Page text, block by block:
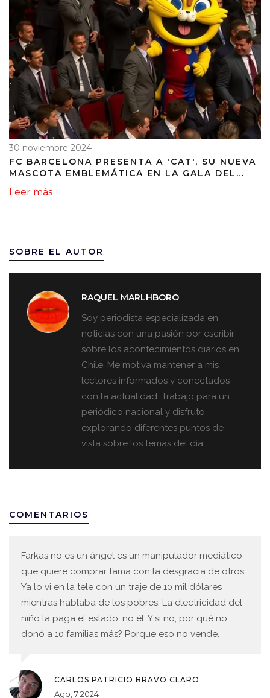
30 noviembre 2024
FC BARCELONA PRESENTA A 'CAT', SU NUEVA
MASCOTA EMBLEMÁTICA EN LA GALA DEL
Leer más
SOBRE EL AUTOR
RAQUEL MARLHBORO
Soy periodista especializada en
noticias con una pasión por escribir
sobre los acontecimientos diarios en
Chile. Me motiva mantener a mis
lectores informados y conectados
con la actualidad. Trabajo para un
periódico nacional y disfruto
explorando diferentes puntos de
vista sobre los temas del día.
COMENTARIOS
Farkas no es un ángel es un manipulador mediático
que quiere comprar fama con la desgracia de otros.
Ya lo vi en la tele con un traje de 10 mil dólares
mientras hablaba de los pobres. La electricidad del
niño la paga el estado, no él. Y si no, por qué no
donó a 10 familias más? Porque eso no vende.
CARLOS PATRICIO BRAVO CLARO
Ago, 7 2024